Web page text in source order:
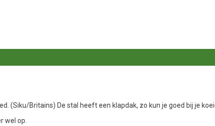
(Siku/Britains) De stal heeft een klapdak, zo kun je goed bij je
wel op.